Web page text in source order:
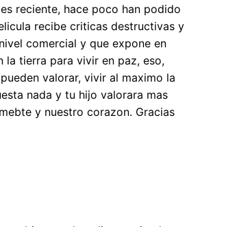
reciente, hace poco han podido
recibe criticas destructivas y
comercial y que expone en
la tierra para vivir en paz, eso,
valorar, vivir al maximo la
nada y tu hijo valorara mas
y nuestro corazon. Gracias